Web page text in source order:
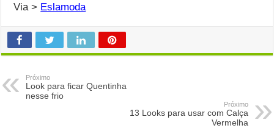
Via > Eslamoda
Próximo
Look para ficar Quentinha
nesse frio
Próximo
13 Looks para usar com Calça
Vermelha